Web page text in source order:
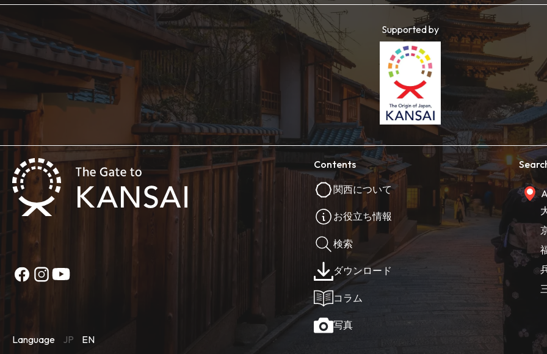
Supported by
Language JP EN
Contents
関西について
お役立ち情報
検索
ダウンロード
コラム
写真